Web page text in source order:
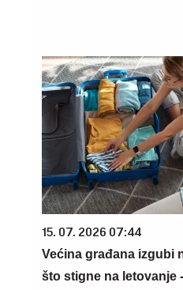
15. 07. 2026 07:44
Većina građana izgubi
što stigne na letovanje